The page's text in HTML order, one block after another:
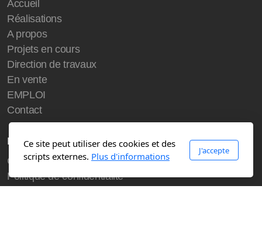
Accueil
Réalisations
A propos
Projets en cours
Direction de travaux
En vente
EMPLOI
Contact
Légal
Conditions d'utilisation
Politique de confidentialité
Ce site peut utiliser des cookies et des
scripts externes. Plus d'informations
J'accepte